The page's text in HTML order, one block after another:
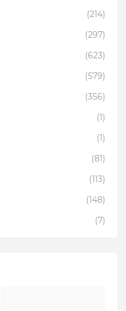
(214)
(297)
(623)
(579)
(356)
(1)
(1)
(81)
(113)
(148)
(7)